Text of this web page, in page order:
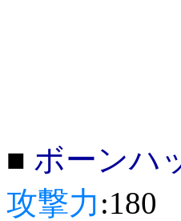
■ ボーンハ
攻撃力 :180